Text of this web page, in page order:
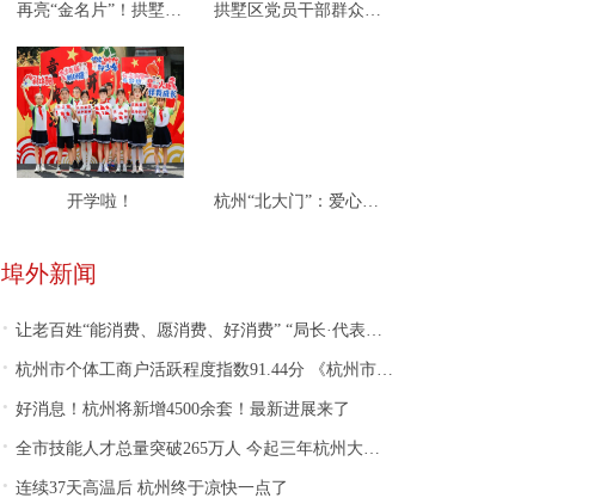
再亮“金名片”！拱墅何以领跑省市？ 拱墅区党员干部群众踊跃收看纪念中国人民抗日战争暨世界反法西斯战争胜利80周年大会直播
开学啦！ 杭州“北大门”：爱心接力 携手同行
埠外新闻
· 让老百姓“能消费、愿消费、好消费” “局长·代表面对面”来协商
· 杭州市个体工商户活跃程度指数91.44分 《杭州市个体工商户发展指数报告》发布 “平台帮”IP形象成杭州个体经济服务新名片
· 好消息！杭州将新增4500余套！最新进展来了
· 全市技能人才总量突破265万人 今起三年杭州大规模开展职业技能培训
· 连续37天高温后 杭州终于凉快一点了